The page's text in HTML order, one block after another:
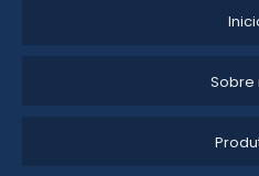
Sobre